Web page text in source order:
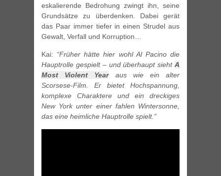
eskalierende Bedrohung zwingt ihn, seine
Grundsätze zu überdenken. Dabei gerät
das Paar immer tiefer in einen Strudel aus
Gewalt, Verfall und Korruption…
Kai: “Früher hätte hier wohl Al Pacino die
Hauptrolle gespielt – und überhaupt sieht A
Most Violent Yearaus wie ein alter
Scorsese-Film. Er bietet Hochspannung,
komplexe Charaktere und ein dreckiges
New York unter einer fahlen Wintersonne,
das eine heimliche Hauptrolle spielt.”